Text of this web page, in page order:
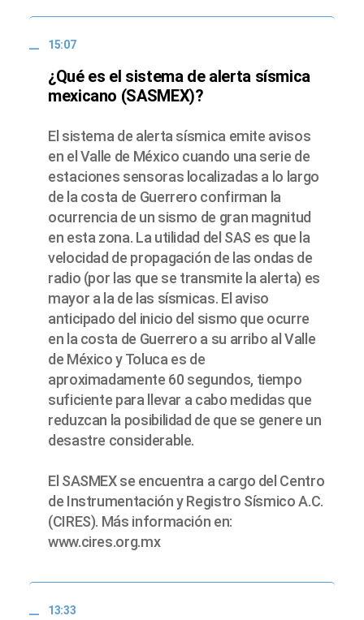
15:07
¿Qué es el sistema de alerta sísmica
mexicano (SASMEX)?
El sistema de alerta sísmica emite avisos
en el Valle de México cuando una serie de
estaciones sensoras localizadas a lo largo
de la costa de Guerrero confirman la
ocurrencia de un sismo de gran magnitud
en esta zona. La utilidad del SAS es que la
velocidad de propagación de las ondas de
radio (por las que se transmite la alerta) es
mayor a la de las sísmicas. El aviso
anticipado del inicio del sismo que ocurre
en la costa de Guerrero a su arribo al Valle
de México y Toluca es de
aproximadamente 60 segundos, tiempo
suficiente para llevar a cabo medidas que
reduzcan la posibilidad de que se genere un
desastre considerable.
El SASMEX se encuentra a cargo del Centro
de Instrumentación y Registro Sísmico A.C.
(CIRES). Más información en:
www.cires.org.mx
13:33